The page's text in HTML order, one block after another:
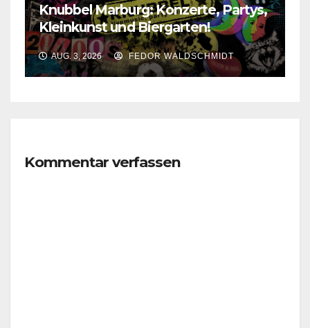
Knubbel Marburg: Konzerte, Partys,
Kleinkunst und Biergarten!
AUG. 3, 2026 FEDOR WALDSCHMIDT
Kommentar verfassen